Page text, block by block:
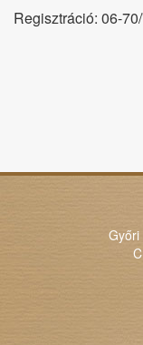
Regisztráció: 06-
Győri